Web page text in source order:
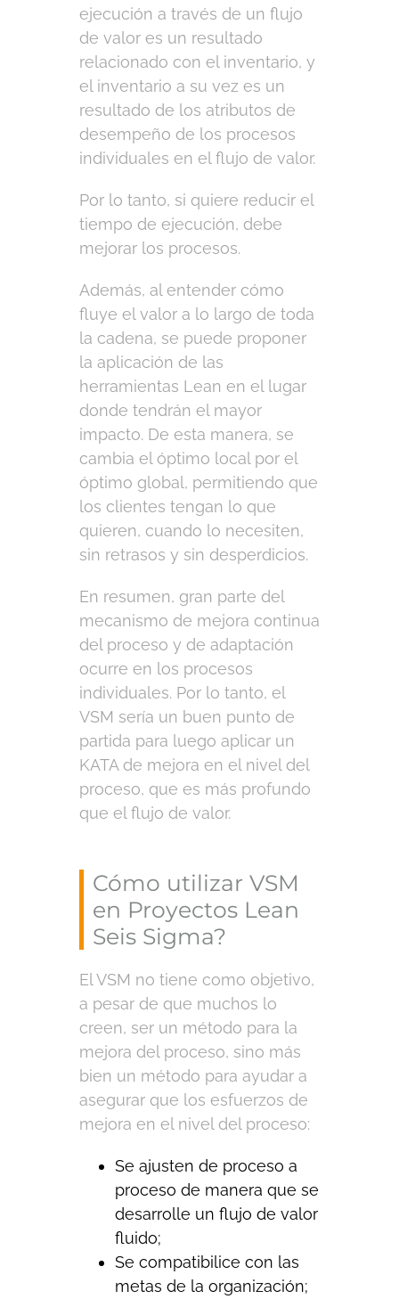
ejecución a través de un flujo
de valor es un resultado
relacionado con el inventario, y
el inventario a su vez es un
resultado de los atributos de
desempeño de los procesos
individuales en el flujo de valor.
Por lo tanto, si quiere reducir el
tiempo de ejecución, debe
mejorar los procesos.
Además, al entender cómo
fluye el valor a lo largo de toda
la cadena, se puede proponer
la aplicación de las
herramientas Lean en el lugar
donde tendrán el mayor
impacto. De esta manera, se
cambia el óptimo local por el
óptimo global, permitiendo que
los clientes tengan lo que
quieren, cuando lo necesiten,
sin retrasos y sin desperdicios.
En resumen, gran parte del
mecanismo de mejora continua
del proceso y de adaptación
ocurre en los procesos
individuales. Por lo tanto, el
VSM sería un buen punto de
partida para luego aplicar un
KATA de mejora en el nivel del
proceso, que es más profundo
que el flujo de valor.
Cómo utilizar VSM
en Proyectos Lean
Seis Sigma?
El VSM no tiene como objetivo,
a pesar de que muchos lo
creen, ser un método para la
mejora del proceso, sino más
bien un método para ayudar a
asegurar que los esfuerzos de
mejora en el nivel del proceso:
Se ajusten de proceso a
proceso de manera que se
desarrolle un flujo de valor
fluido;
Se compatibilice con las
metas de la organización;